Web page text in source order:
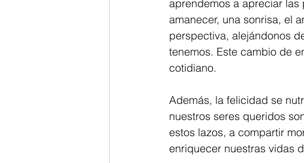
aprendemos a apreciar
amanecer, una sonrisa, el
perspectiva, alejándonos
tenemos. Este cambio de
cotidiano.
Además, la felicidad se
nuestros seres queridos
estos lazos, a compartir
enriquecer nuestras vidas